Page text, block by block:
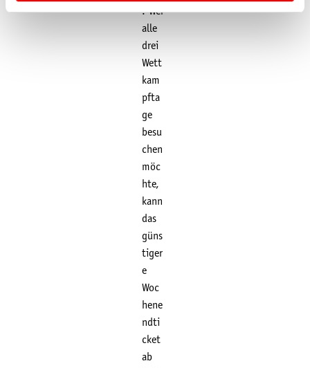
. Wer
alle
drei
Wett
kam
pfta
ge
besu
chen
möc
hte,
kann
das
güns
tiger
e
Woc
hene
ndti
cket
ab